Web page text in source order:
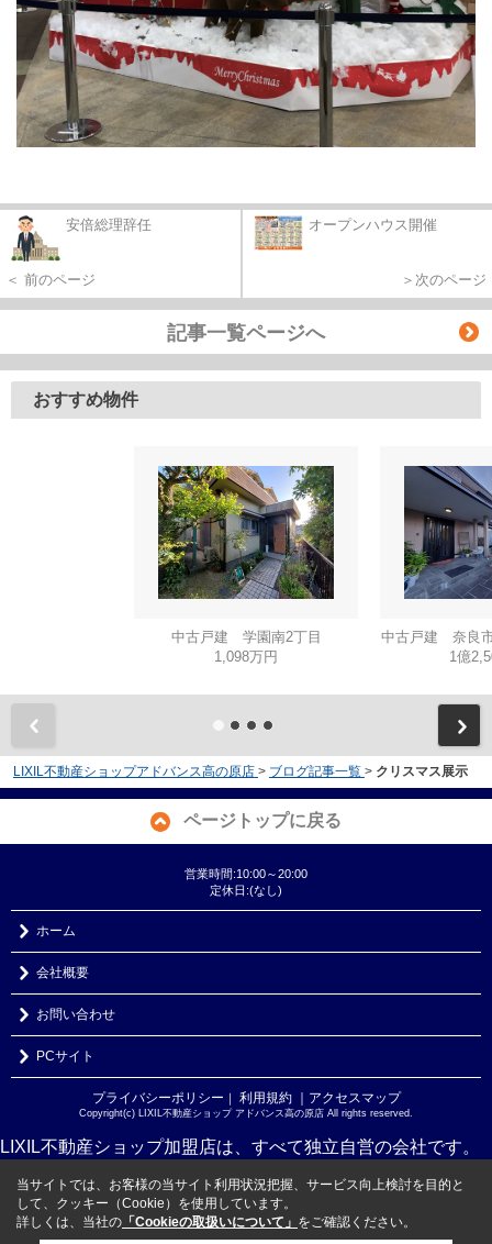
安倍総理辞任
＜ 前のページ
オープンハウス開催
＞次のページ
記事一覧ページへ
おすすめ物件
中古戸建 学園南2丁目
1,098万円
中古戸建 奈良
1億
LIXIL不動産ショップアドバンス高の原店 > ブログ記事一覧 > クリスマス展示
ページトップに戻る
営業時間:10:00～20:00
定休日:(なし)
ホーム
会社概要
お問い合わせ
PCサイト
プライバシーポリシー 利用規約 ｜アクセスマップ
Copyright(c) LIXIL不動産ショップ アドバンス高の原店 All rights reserved.
LIXIL不動産ショップ加盟店は、すべて独立自営の会社です。
当サイトでは、お客様の当サイト利用状況把握、サービス向上検討を目的と
して、クッキー（Cookie）を使用しています。
詳しくは、当社の 「Cookieの取扱いについて」 をご確認ください。